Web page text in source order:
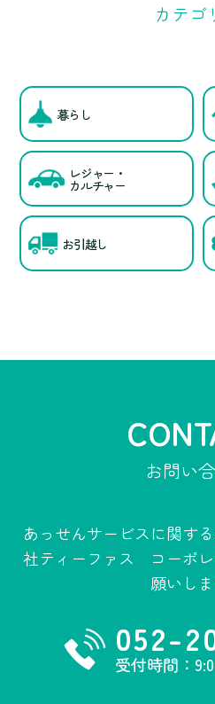
カテゴ
暮らし
レジャー・
カルチャー
お引越し
お問い
あっせんサービスに関す
社ティーファス コーポ
願いしま
052-
受付時間：